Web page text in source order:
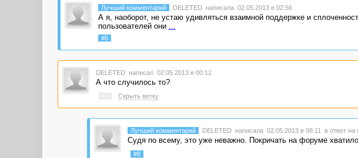
Лучший комментарий DELETED написала 02.05.2013 в 02:56
А я, наоборот, не устаю удивляться взаимной поддержке и
пользователей они ...
#6
DELETED написал 02.05.2013 в 00:12
А что случилось то?
Скрыть ветку
Лучший комментарий DELETED написала 02.05.2013 в 08:11 в ответ на
Судя по всему, это уже неважно. Покричать на форуме
#8